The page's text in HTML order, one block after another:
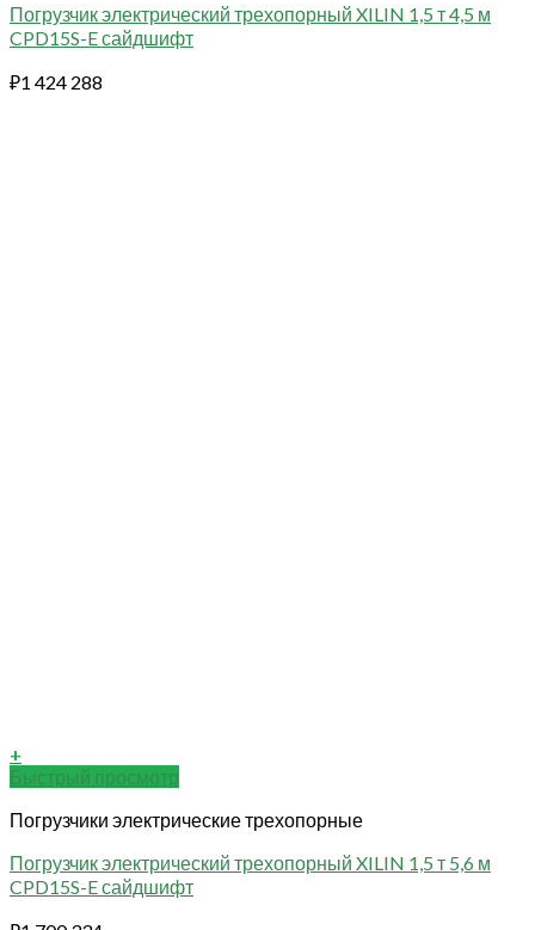
Погрузчик электрический трехопорный XILIN 1,5 т 4,5 м
CPD15S-E сайдшифт
₽1 424 288
+
Быстрый просмотр
Погрузчики электрические трехопорные
Погрузчик электрический трехопорный XILIN 1,5 т 5,6 м
CPD15S-E сайдшифт